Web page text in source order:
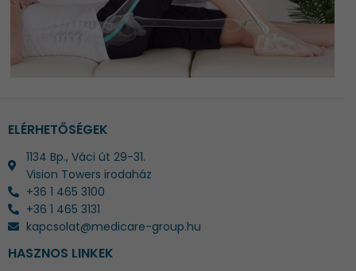
ELÉRHETŐSÉGEK
1134 Bp., Váci út 29-31.
Vision Towers irodaház
+36 1 465 3100
+36 1 465 3131
kapcsolat@medicare-group.hu
HASZNOS LINKEK